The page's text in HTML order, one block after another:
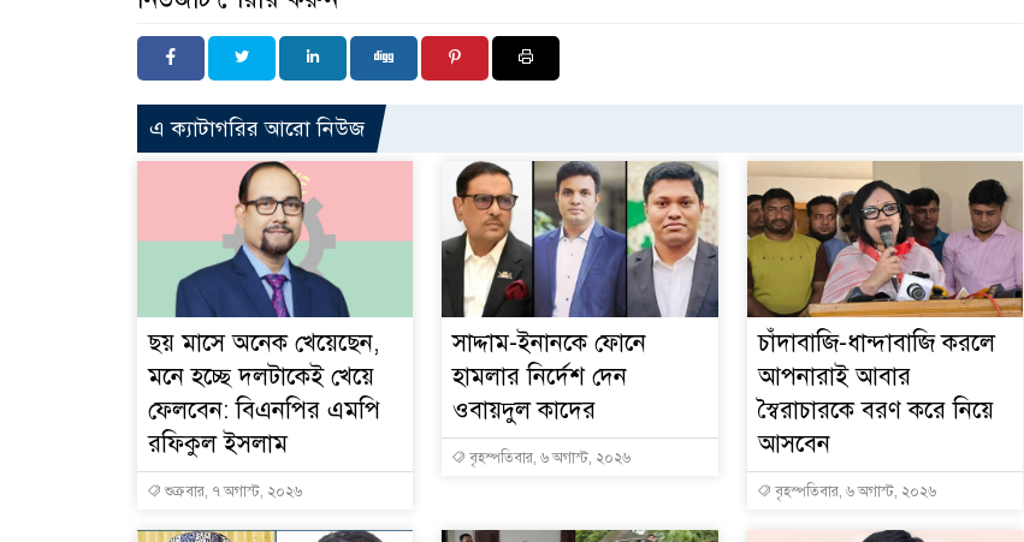
এ ক্যাটাগরির আরো নিউজ
ছয় মাসে অনেক খেয়েছেন,
মনে হচ্ছে দলটাকেই খেয়ে
ফেলবেন: বিএনপির এমপি
রফিকুল ইসলাম
শুক্রবার, ৭ অগাস্ট, ২০২৬
সাদ্দাম-ইনানকে ফোনে
হামলার নির্দেশ দেন
ওবায়দুল কাদের
বৃহস্পতিবার, ৬ অগাস্ট, ২০২৬
চাঁদাবাজি-ধান্দাবাজি করলে
আপনারাই আবার
স্বৈরাচারকে বরণ করে নিয়ে
আসবেন
বৃহস্পতিবার, ৬ অগাস্ট, ২০২৬